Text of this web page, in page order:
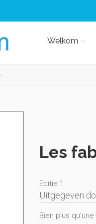
Welkom
Les
Editie 1
Uitgegeven
Bien plus